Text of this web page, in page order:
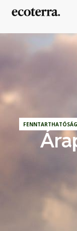
FENNTARTHATÓSÁG